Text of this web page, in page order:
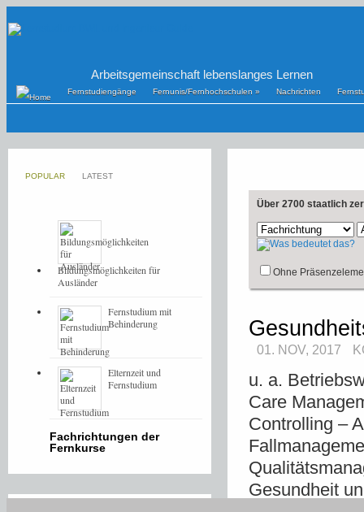
Arbeitsgemeinschaft lebenslanges Lernen
Fernstudiengänge Fernunis/Fernhochschulen » Nachrichten
Über 2700 staatlich
Ohne
01. NOV, 2017
u. a.
Care
Controlling –
Gesundheit
POPULAR LATEST
Bildungsmöglichkeiten für
Ausländer
Fernstudium mit
Behinderung
Elternzeit und
Fernstudium
Fachrichtungen der
Fernkurse